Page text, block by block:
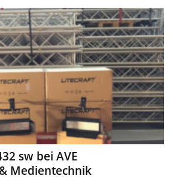
sw bei AVE
Medientechnik